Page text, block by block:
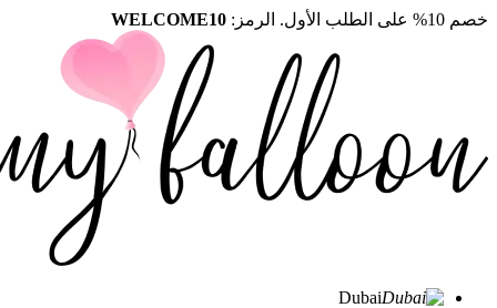
خصم 10% على الطلب الأول. الرمز: WELCOME10
Dubai